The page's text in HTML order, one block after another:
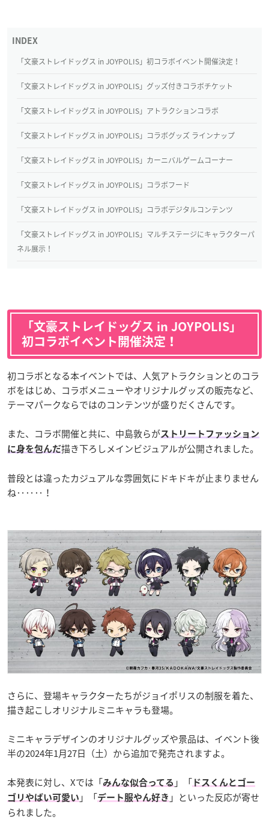
「文豪ストレイドッグス in JOYPOLIS」初コラボイベント開催決定！
「文豪ストレイドッグス in JOYPOLIS」グッズ付きコラボチケット
「文豪ストレイドッグス in JOYPOLIS」アトラクションコラボ
「文豪ストレイドッグス in JOYPOLIS」コラボグッズ ラインナップ
「文豪ストレイドッグス in JOYPOLIS」カーニバルゲームコーナー
「文豪ストレイドッグス in JOYPOLIS」コラボフード
「文豪ストレイドッグス in JOYPOLIS」コラボデジタルコンテンツ
「文豪ストレイドッグス in JOYPOLIS」マルチステージにキャラクターパ
ネル展示！
「文豪ストレイドッグス in JOYPOLIS」
初コラボイベント開催決定！
初コラボとなる本イベントでは、人気アトラクションとのコラ
ボをはじめ、コラボメニューやオリジナルグッズの販売など、
テーマパークならではのコンテンツが盛りだくさんです。
また、コラボ開催と共に、中島敦らがストリートファッション
に身を包んだ描き下ろしメインビジュアルが公開されました。
普段とは違ったカジュアルな雰囲気にドキドキが止まりません
ね‥‥‥！
さらに、登場キャラクターたちがジョイポリスの制服を着た、
描き起こしオリジナルミニキャラも登場。
ミニキャラデザインのオリジナルグッズや景品は、イベント後
半の2024年1月27日（土）から追加で発売されますよ。
本発表に対し、Xでは「みんな似合ってる 」「 ドスくんとゴー
ゴリやばい可愛い 」「デート服やん好き 」といった反応が寄せ
られました。